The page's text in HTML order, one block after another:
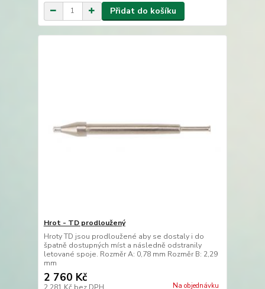
Přidat do košíku
Hrot - TD prodloužený
Hroty TD jsou prodloužené aby se dostaly i do
špatně dostupných míst a následně odstranily
letované spoje. Rozměr A: 0,78 mm Rozměr B: 2,29
mm
2 760 Kč
Na objednávku